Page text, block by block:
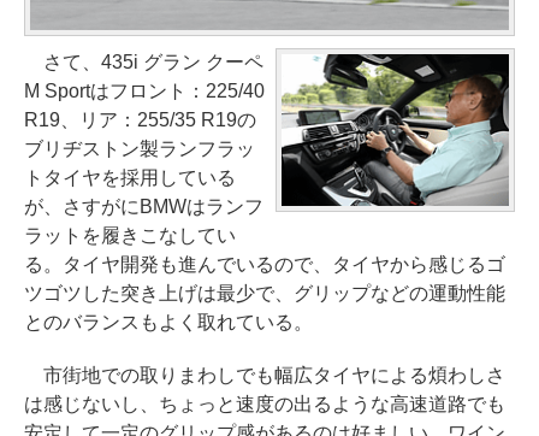
さて、435i グラン クーペ
M Sportはフロント：225/40
R19、リア：255/35 R19の
ブリヂストン製ランフラッ
トタイヤを採用している
が、さすがにBMWはランフ
ラットを履きこなしてい
る。タイヤ開発も進んでいるので、タイヤから感じるゴ
ツゴツした突き上げは最少で、グリップなどの運動性能
とのバランスもよく取れている。
市街地での取りまわしでも幅広タイヤによる煩わしさ
は感じないし、ちょっと速度の出るような高速道路でも